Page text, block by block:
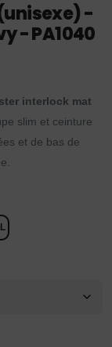
-
- PA1040
interlock mat
slim et ceinture
et de bas de